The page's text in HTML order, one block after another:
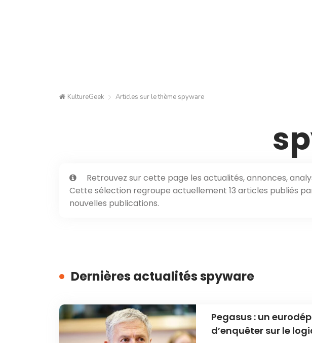
KultureGeek Articles sur le thème spyware
Retrouvez sur cette page les actualités, annonces,
Cette sélection regroupe actuellement 13 articles publiés
nouvelles publications.
Dernières actualités spyware
Pegasus : un
d’enquêter sur le